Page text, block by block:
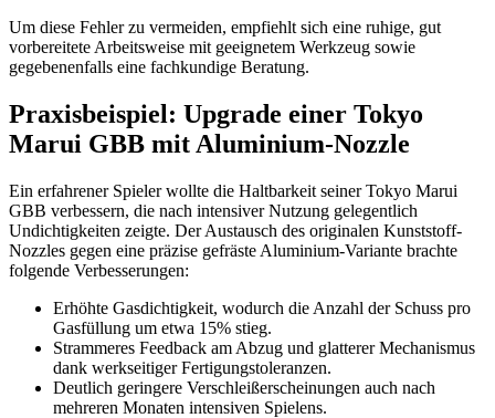
Um diese Fehler zu vermeiden, empfiehlt sich eine ruhige, gut
vorbereitete Arbeitsweise mit geeignetem Werkzeug sowie
gegebenenfalls eine fachkundige Beratung.
Praxisbeispiel: Upgrade einer Tokyo
Marui GBB mit Aluminium-Nozzle
Ein erfahrener Spieler wollte die Haltbarkeit seiner Tokyo Marui
GBB verbessern, die nach intensiver Nutzung gelegentlich
Undichtigkeiten zeigte. Der Austausch des originalen Kunststoff-
Nozzles gegen eine präzise gefräste Aluminium-Variante brachte
folgende Verbesserungen:
Erhöhte Gasdichtigkeit, wodurch die Anzahl der Schuss pro
Gasfüllung um etwa 15% stieg.
Strammeres Feedback am Abzug und glatterer Mechanismus
dank werkseitiger Fertigungstoleranzen.
Deutlich geringere Verschleißerscheinungen auch nach
mehreren Monaten intensiven Spielens.